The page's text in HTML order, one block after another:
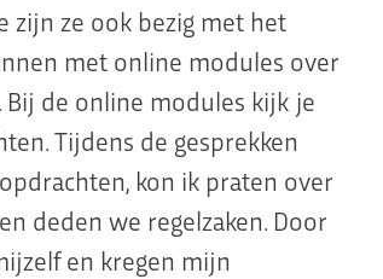
zijn ze ook bezig met het
met online modules over
Bij de online modules kijk je
Tijdens de gesprekken
kon ik praten over
deden we regelzaken. Door
en kregen mijn